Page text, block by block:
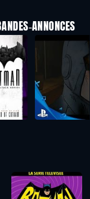
ANNONCES